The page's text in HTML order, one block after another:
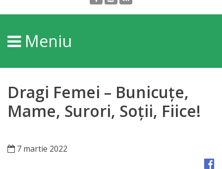
Orașului
Personalități
Regulamente
Orașe
Meniu
Dragi Femei – Bunicuțe,
Mame, Surori, Soții, Fiice!
7 martie 2022